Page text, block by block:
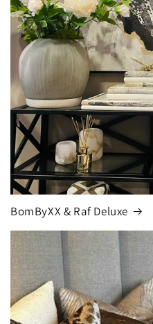
BomByXX & Raf Deluxe